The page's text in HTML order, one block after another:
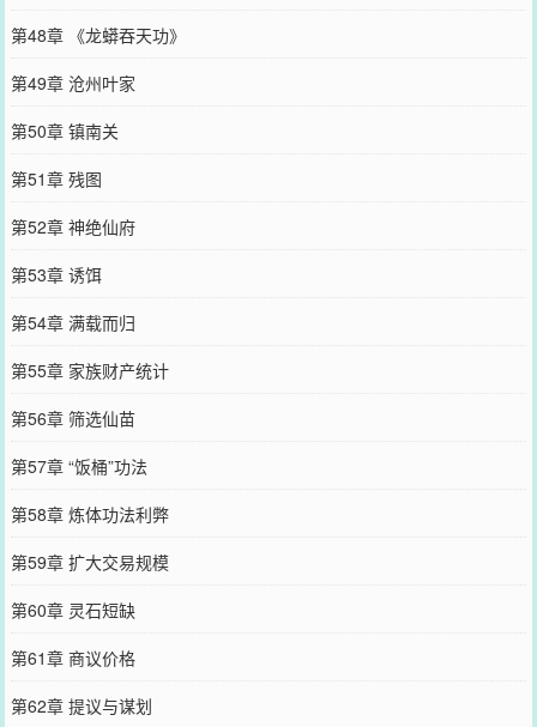
第48章 《龙蟒吞天功》
第49章 沧州叶家
第50章 镇南关
第51章 残图
第52章 神绝仙府
第53章 诱饵
第54章 满载而归
第55章 家族财产统计
第56章 筛选仙苗
第57章 “饭桶”功法
第58章 炼体功法利弊
第59章 扩大交易规模
第60章 灵石短缺
第61章 商议价格
第62章 提议与谋划